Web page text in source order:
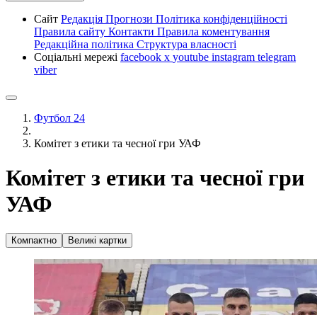
Сайт Редакція Прогнози Політика конфіденційності
Правила сайту Контакти Правила коментування
Редакційна політика Структура власності
Соціальні мережі facebook x youtube instagram telegram
viber
Футбол 24
Комітет з етики та чесної гри УАФ
Комітет з етики та чесної гри
УАФ
Компактно Великі картки